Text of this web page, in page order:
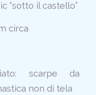
“sotto il castello”
circa
scarpe da
non di tela